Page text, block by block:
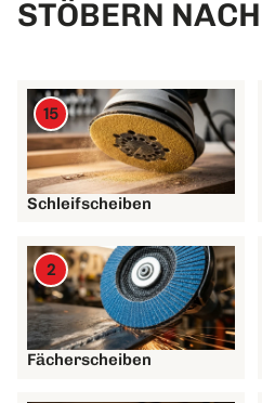
STÖBERN
Schleifscheiben
15
Fächerscheiben
2